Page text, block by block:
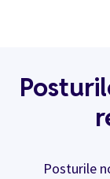
Posturile